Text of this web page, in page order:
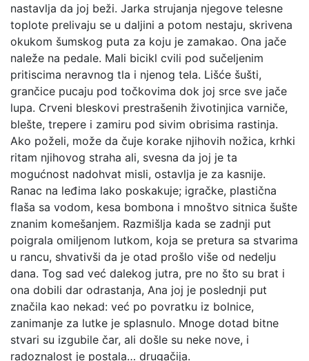
nastavlja da joj beži. Jarka strujanja njegove telesne
toplote prelivaju se u daljini a potom nestaju, skrivena
okukom šumskog puta za koju je zamakao. Ona jače
naleže na pedale. Mali bicikl cvili pod sučeljenim
pritiscima neravnog tla i njenog tela. Lišće šušti,
grančice pucaju pod točkovima dok joj srce sve jače
lupa. Crveni bleskovi prestrašenih životinjica varniče,
blešte, trepere i zamiru pod sivim obrisima rastinja.
Ako poželi, može da čuje korake njihovih nožica, krhki
ritam njihovog straha ali, svesna da joj je ta
mogućnost nadohvat misli, ostavlja je za kasnije.
Ranac na leđima lako poskakuje; igračke, plastična
flaša sa vodom, kesa bombona i mnoštvo sitnica šušte
znanim komešanjem. Razmišlja kada se zadnji put
poigrala omiljenom lutkom, koja se pretura sa stvarima
u rancu, shvativši da je otad prošlo više od nedelju
dana. Tog sad već dalekog jutra, pre no što su brat i
ona dobili dar odrastanja, Ana joj je poslednji put
značila kao nekad: već po povratku iz bolnice,
zanimanje za lutke je splasnulo. Mnoge dotad bitne
stvari su izgubile čar, ali došle su neke nove, i
radoznalost je postala… drugačija.